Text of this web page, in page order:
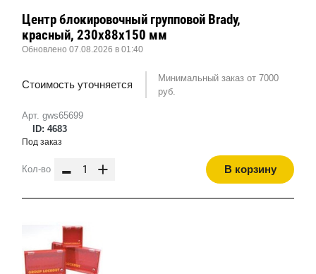
Арт. gws65699
ID: 4683
Центр блокировочный групповой Brady,
красный, 230x88x150 мм
Обновлено 07.08.2026 в 01:40
Стоимость уточняется
Минимальный заказ от 7000
руб.
Под заказ
Кол-во - + В корзину